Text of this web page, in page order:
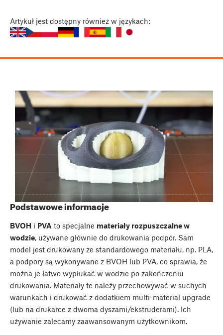
Artykuł jest dostępny również w językach:
Podstawowe informacje
BVOH i PVA to specjalne materiały rozpuszczalne w
wodzie, używane głównie do drukowania podpór. Sam
model jest drukowany ze standardowego materiału, np. PLA,
a podpory są wykonywane z BVOH lub PVA, co sprawia, że
można je łatwo wypłukać w wodzie po zakończeniu
drukowania. Materiały te należy przechowywać w suchych
warunkach i drukować z dodatkiem multi-material upgrade
(lub na drukarce z dwoma dyszami/ekstruderami). Ich
używanie zalecamy zaawansowanym użytkownikom.